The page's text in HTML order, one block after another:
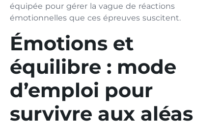
équipée pour gérer la vague de réactions
émotionnelles que ces épreuves suscitent.
Émotions et
équilibre : mode
d’emploi pour
survivre aux aléas